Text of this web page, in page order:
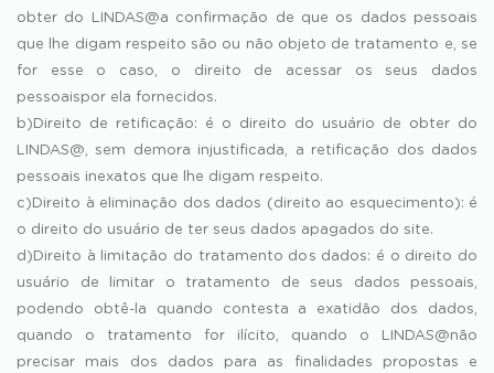
obter do LINDAS@a confirmação de que os dados pessoais
que lhe digam respeito são ou não objeto de tratamento e, se
for esse o caso, o direito de acessar os seus dados
pessoaispor ela fornecidos.
b)Direito de retificação: é o direito do usuário de obter do
LINDAS@, sem demora injustificada, a retificação dos dados
pessoais inexatos que lhe digam respeito.
c)Direito à eliminação dos dados (direito ao esquecimento): é
o direito do usuário de ter seus dados apagados do site.
d)Direito à limitação do tratamento dos dados: é o direito do
usuário de limitar o tratamento de seus dados pessoais,
podendo obtê-la quando contesta a exatidão dos dados,
quando o tratamento for ilícito, quando o LINDAS@não
precisar mais dos dados para as finalidades propostas e